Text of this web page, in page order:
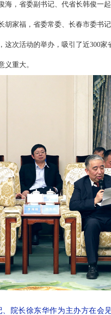
，省委副书记、代省长韩俊一
胡家福，省委常委、长春市委书
这次活动的举办，吸引了近300
义重大。
院长徐东华作为主办方在会